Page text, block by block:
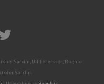
Sandin, Ulf Petersson, Ragnar
Sandin.